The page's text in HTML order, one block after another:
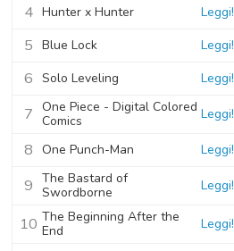
4 Hunter x Hunter Leggi!
5 Blue Lock Leggi!
6 Solo Leveling Leggi!
7 One Piece - Digital Colored
Comics
Leggi!
8 One Punch-Man Leggi!
9 The Bastard of
Swordborne
Leggi!
10 The Beginning After the
End
Leggi!